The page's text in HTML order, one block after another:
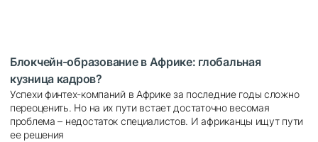
Блокчейн-образование в Африке: глобальная
кузница кадров?
Успехи финтех-компаний в Африке за последние годы сложно
переоценить. Но на их пути встает достаточно весомая
проблема – недостаток специалистов. И африканцы ищут пути
ее решения